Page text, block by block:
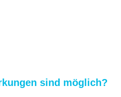
sind möglich?